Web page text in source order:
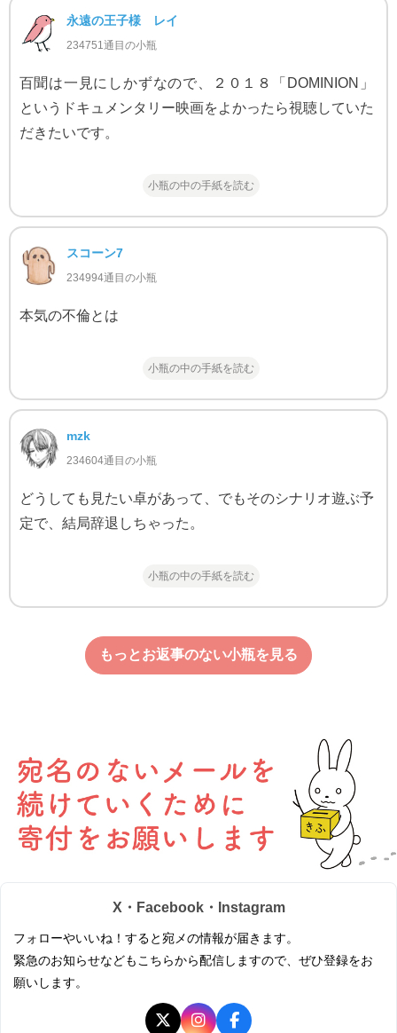
永遠の王子様 レイ
234751通目の小瓶
百聞は一見にしかずなので、２０１８「DOMINION」
というドキュメンタリー映画をよかったら視聴していた
だきたいです。
小瓶の中の手紙を読む
スコーン7
234994通目の小瓶
本気の不倫とは
小瓶の中の手紙を読む
mzk
234604通目の小瓶
どうしても見たい卓があって、でもそのシナリオ遊ぶ予
定で、結局辞退しちゃった。
小瓶の中の手紙を読む
もっとお返事のない小瓶を見る
X・Facebook・Instagram
フォローやいいね！すると宛メの情報が届きます。
緊急のお知らせなどもこちらから配信しますので、ぜひ登録をお
願いします。